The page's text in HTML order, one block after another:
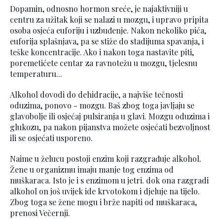
Dopamin, odnosno hormon sreće, je najaktivniji u
centru za užitak koji se nalazi u mozgu, i upravo pripita
osoba osjeća euforiju i uzbuđenje. Nakon nekoliko pića,
euforija splašnjava, pa se stiže do stadijuma spavanja, i
teške koncentracije. Ako i nakon toga nastavite piti,
poremetićete centar za ravnotežu u mozgu, tjelesnu
temperaturu...
Alkohol dovodi do dehidracije, a najviše tečnosti
oduzima, ponovo - mozgu. Baš zbog toga javljaju se
glavobolje ili osjećaj pulsiranja u glavi. Mozgu oduzima i
glukozu, pa nakon pijanstva možete osjećati bezvoljnost
ili se osjećati usporeno.
Naime u želucu postoji enzim koji razgrađuje alkohol.
Žene u organizmu imaju manje tog enzima od
muškaraca. Isto je i s enzimom u jetri. dok ona razgradi
alkohol on još uvijek ide krvotokom i djeluje na tijelo.
Zbog toga se žene mogu i brže napiti od muškaraca,
prenosi Večernji.